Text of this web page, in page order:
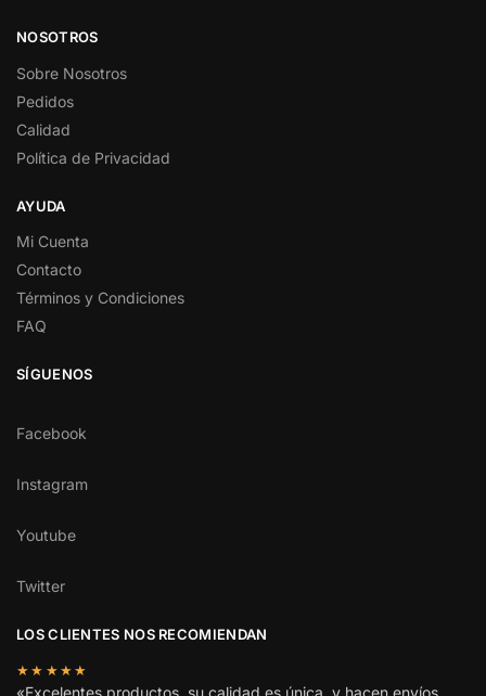
NOSOTROS
Sobre Nosotros
Pedidos
Calidad
Política de Privacidad
AYUDA
Mi Cuenta
Contacto
Términos y Condiciones
FAQ
SÍGUENOS
Facebook
Instagram
Youtube
Twitter
LOS CLIENTES NOS RECOMIENDAN
★★★★★